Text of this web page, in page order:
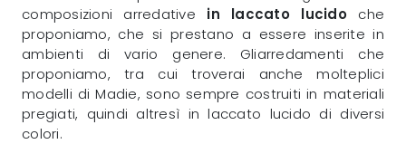
composizioni arredative in laccato lucidoche
proponiamo, che si prestano a essere inserite in
ambienti di vario genere. Gliarredamenti che
proponiamo, tra cui troverai anche molteplici
modelli di Madie, sono sempre costruiti in materiali
pregiati, quindi altresì in laccato lucido di diversi
colori.